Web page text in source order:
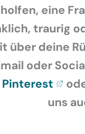
eine
traurig
über deine
oder
Pinterest
uns